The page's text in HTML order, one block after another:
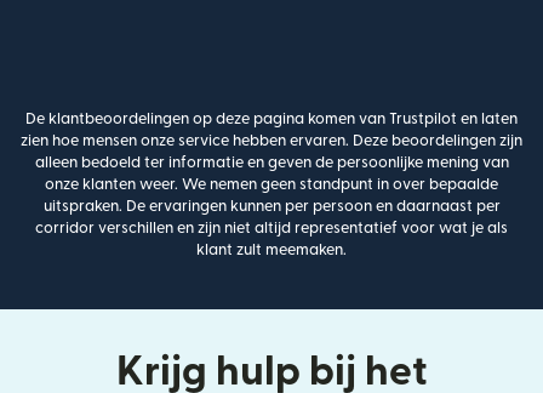
De klantbeoordelingen op deze pagina komen van Trustpilot en laten
zien hoe mensen onze service hebben ervaren. Deze beoordelingen zijn
alleen bedoeld ter informatie en geven de persoonlijke mening van
onze klanten weer. We nemen geen standpunt in over bepaalde
uitspraken. De ervaringen kunnen per persoon en daarnaast per
corridor verschillen en zijn niet altijd representatief voor wat je als
klant zult meemaken.
Krijg hulp bij het